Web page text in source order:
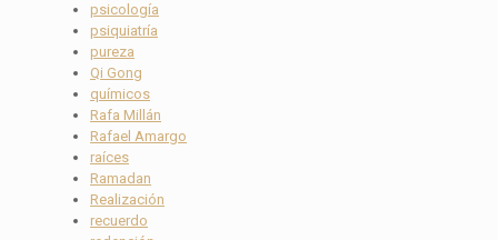
psicología
psiquiatría
pureza
Qi Gong
químicos
Rafa Millán
Rafael Amargo
raíces
Ramadan
Realización
recuerdo